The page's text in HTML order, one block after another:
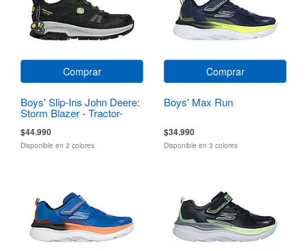
Comprar
Boys' Slip-Ins John Deere:
Storm Blazer - Tractor-
$44.990
Disponible en 2 colores
Comprar
Boys' Max Run
$34.990
Disponible en 3 colores